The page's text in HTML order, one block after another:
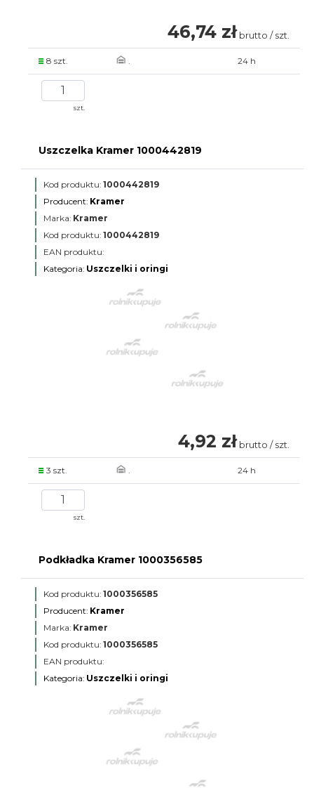
46,74 zł brutto / szt.
8 szt. . 24 h
szt.
Uszczelka Kramer 1000442819
Kod produktu: 1000442819
Producent: Kramer
Marka: Kramer
Kod produktu: 1000442819
EAN produktu:
Kategoria: Uszczelki i oringi
4,92 zł brutto / szt.
3 szt. . 24 h
szt.
Podkładka Kramer 1000356585
Kod produktu: 1000356585
Producent: Kramer
Marka: Kramer
Kod produktu: 1000356585
EAN produktu:
Kategoria: Uszczelki i oringi